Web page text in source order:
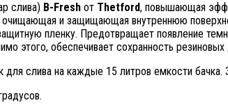
слива) B-Fresh от Thetford, повышающая
и защищающая внутреннюю
пленку. Предотвращает появление
этого, обеспечивает сохранность
слива на каждые 15 литров емкости бачка.